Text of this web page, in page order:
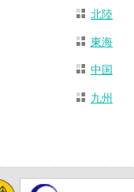
北陸
東海
中国
九州